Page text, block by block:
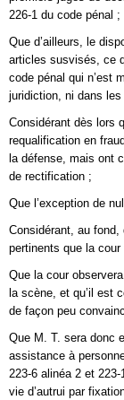
226-1 du code pénal ;
Que d’ailleurs, le
articles susvisés, ce
code pénal qui n’est
juridiction, ni dans
Considérant dès lors
requalification en
la défense, mais ont
de rectification ;
Que l’exception de
Considérant, au
pertinents que la
Que la cour
la scène, et qu’il est
de façon peu
Que M. T. sera donc
assistance à
223-6 alinéa 2 et 223-
vie d’autrui par